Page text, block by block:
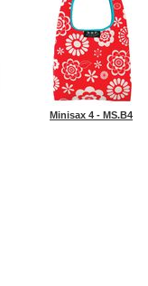
Minisax 4 - MS.B4